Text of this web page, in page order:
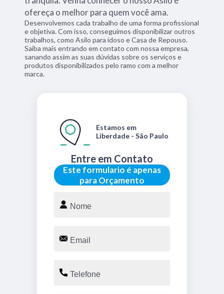
ofereça o melhor para quem você ama.
Desenvolvemos cada trabalho de uma forma profissional
e objetiva. Com isso, conseguimos disponibilizar outros
trabalhos, como Asilo para idoso e Casa de Repouso.
Saiba mais entrando em contato com nossa empresa,
sanando assim as suas dúvidas sobre os serviços e
produtos disponibilizados pelo ramo com a melhor
marca.
Este formulario é apenas
para Orçamento
Entre em Contato
Estamos em
Liberdade - São Paulo